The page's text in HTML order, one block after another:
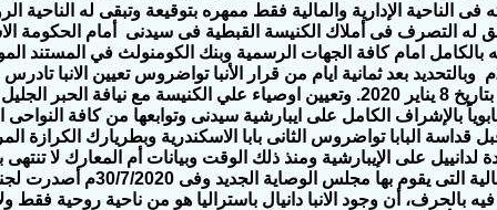
فى الناحية الإدارية والمالية فقط ممهره بتوقيعة وتبقى له الناحية
له التصرف فى أملاك الكنيسة القبطية فى سيدنى أمام الحكومة
بالكامل امام كافة الجهات الرسمية وبنك الكومنولث في المستند
16 يناير 2020م وبالتحديد بعد ثمانية ايام من قرار الأنبا تواضروس تعيين الانبا
بابوي لسيدني بتاريخ 8 يناير 2020. وتعيين اوصياء علي الكنيسة مع نيافة
بالإشراف الكامل على ايبارشية سيدنى وتوابعها من كافة النواحى
لدانييل على الإيبارشية ومنذ ذلك الوقت وبيانات أم المعارك لا
الإصلاحات المالية التى
بالحرف، أن وجود الانبا دانيال باستراليا هو من ناحية روحية فقط ولا